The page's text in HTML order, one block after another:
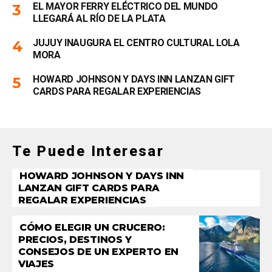
EL MAYOR FERRY ELÉCTRICO DEL MUNDO
LLEGARÁ AL RÍO DE LA PLATA
JUJUY INAUGURA EL CENTRO CULTURAL LOLA
MORA
HOWARD JOHNSON Y DAYS INN LANZAN GIFT
CARDS PARA REGALAR EXPERIENCIAS
Te Puede Interesar
HOWARD JOHNSON Y DAYS INN
LANZAN GIFT CARDS PARA
REGALAR EXPERIENCIAS
CÓMO ELEGIR UN CRUCERO:
PRECIOS, DESTINOS Y
CONSEJOS DE UN EXPERTO EN
VIAJES